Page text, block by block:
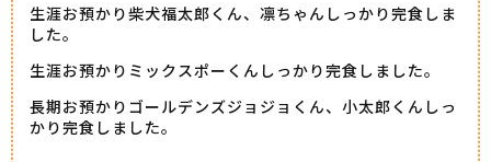
生涯お預かり柴犬福太郎くん、凛ちゃんしっかり完食しま
した。
生涯お預かりミックスポーくんしっかり完食しました。
長期お預かりゴールデンズジョジョくん、小太郎くんしっ
かり完食しました。